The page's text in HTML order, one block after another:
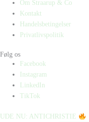
Om Straarup & Co
Kontakt
Handelsbetingelser
Privatlivspolitik
Følg os
Facebook
Instagram
LinkedIn
TikTok
UDE NU: ANTICHRISTIE